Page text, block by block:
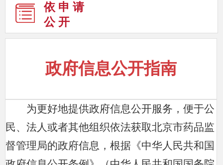
依 申 请
公 开
政府信息公开指南
为更好地提供政府信息公开服务，便于公
民、法人或者其他组织依法获取北京市药品监
督管理局的政府信息，根据《中华人民共和国